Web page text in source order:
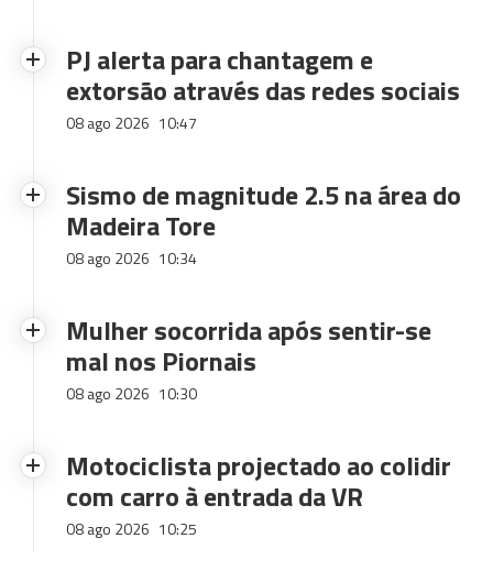
PJ alerta para chantagem e
extorsão através das redes sociais
08 ago 2026 10:47
Sismo de magnitude 2.5 na área do
Madeira Tore
08 ago 2026 10:34
Mulher socorrida após sentir-se
mal nos Piornais
08 ago 2026 10:30
Motociclista projectado ao colidir
com carro à entrada da VR
08 ago 2026 10:25